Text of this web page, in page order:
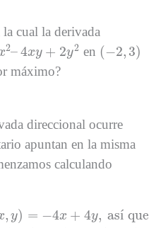
cual la derivada
2–4xy + 2y2
4x + 2 en (−2, 3)
(− 2, 3)
máximo?
direccional ocurre
apuntan en la misma
calculando
, y) = −4x + 4y, así que
x+ así que∇ y